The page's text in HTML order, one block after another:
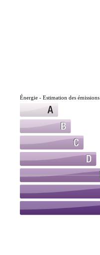
Énergie - Estimation des émissions